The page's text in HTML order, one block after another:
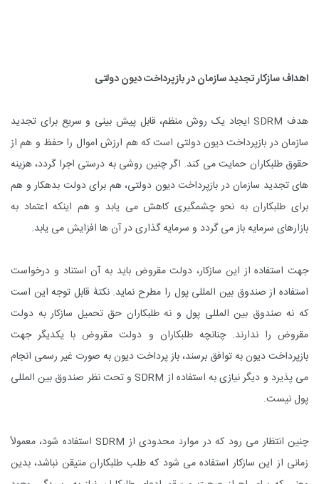
اهداف سازکار تجدید سازمان در بازپرداخت دیون دولتی
هدف SDRMایجاد یک روش منظم، قابل پیش بینی و سریع برای تجدید
سازمان در بازپرداخت دیون دولتی است که هم ارزش اموال را حفظ و هم از
حقوق طلبکاران حمایت می کند. اگر چنین روشی به درستی اجرا گردد، هزینه
های تجدید سازمان در بازپرداخت دیون دولتی، هم برای دولت بدهکار و هم
برای طلبکاران به نحو چشمگیری کاهش می یابد و هم اینکه اعتماد به
بازارهای سرمایه باز می گردد و سرمایه گذاری در آن ها افزایش می یابد.
جهت استفاده از این سازکار، دولت مقروض باید به آن استناد و درخواست
استفاده از صندوق بین المللی پول را مطرح نماید. نکتۀ قابل توجه این است
که نه صندوق بین المللی پول و نه طلبکاران حق تحمیل سازکار به دولت
مقروض را ندارند. چنانچه طلبکاران و دولت مقروض با یکدیگر جهت
بازپرداخت دیون به توافق برسند، باز پرداخت دیون به صورت غیر رسمی انجام
می پذیرد و دیگر نیازی به استفاده از SDRMو تحت نظر صندوق بین المللی
پول نیست.
چنین انتظار می رود که در موارد محدودی از SDRMاستفاده شود، معمولاً
زمانی از این سازکار استفاده می شود که طلب طلبکاران متیقن نباشد، بدین